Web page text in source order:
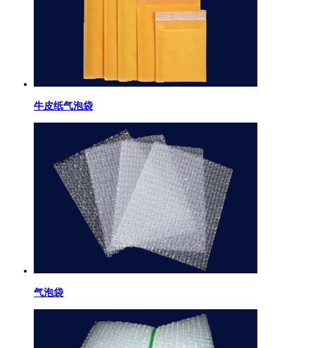
牛皮纸气泡袋
气泡袋